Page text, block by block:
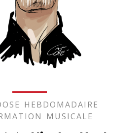
HEBDOMADAIRE
MUSICALE